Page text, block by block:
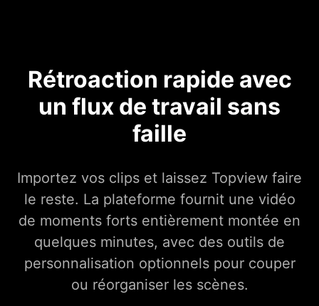
Rétroaction rapide avec
un flux de travail sans
faille
Importez vos clips et laissez Topview faire
le reste. La plateforme fournit une vidéo
de moments forts entièrement montée en
quelques minutes, avec des outils de
personnalisation optionnels pour couper
ou réorganiser les scènes.